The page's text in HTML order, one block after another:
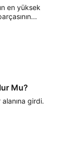
en yüksek
Mu?
alanına girdi.